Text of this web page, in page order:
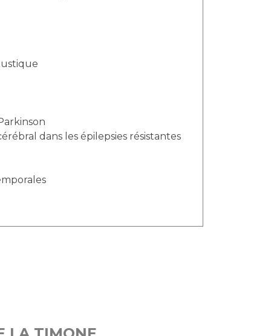
dans les épilepsies résistantes